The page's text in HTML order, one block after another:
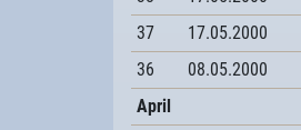
37
17.05.2000
36
08.05.2000
April